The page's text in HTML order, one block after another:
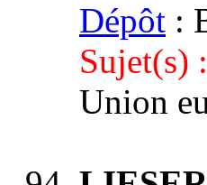
Dépôt :
Sujet(s) :
Union